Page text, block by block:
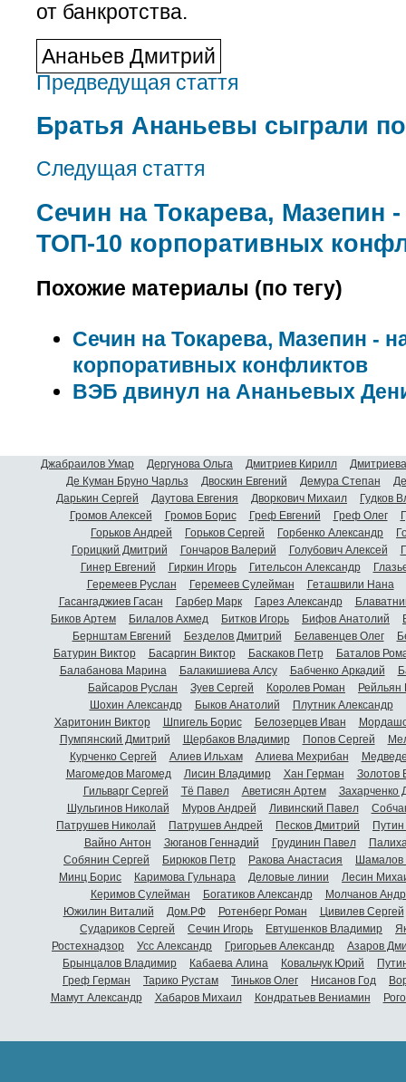
от банкротства.
Ананьев Дмитрий
Предведущая стаття
Братья Ананьевы сыграли
Следущая стаття
Сечин на Токарева, Мазепин
ТОП-10 корпоративных
Похожие материалы (по тегу)
Сечин на Токарева, Мазепин -
корпоративных конфликтов
ВЭБ двинул на Ананьевых
Джабраилов Умар Дергунова Ольга Дмитриев Кирилл
Де Куман Бруно Чарльз
Двоскин Евгений Демура Степан
Дарькин Сергей
Даутова Евгения Дворкович Михаил
Гудков
Громов Алексей
Громов Борис Греф Евгений Греф Олег
Горьков Андрей
Горьков Сергей Горбенко Александр
Горицкий Дмитрий
Гончаров Валерий Голубович Алексей
Гинер Евгений
Гиркин Игорь Гительсон Александр
Геремеев Руслан
Геремеев Сулейман
Геташвили Нана
Гасангаджиев Гасан
Гарбер Марк Гарез Александр
Биков Артем
Билалов Ахмед Битков Игорь Бифов Анатолий
Бернштам Евгений
Безделов Дмитрий Белавенцев Олег
Батурин Виктор
Басаргин Виктор Баскаков Петр
Баталов
Балабанова Марина
Балакишиева Алсу Бабченко Аркадий
Байсаров Руслан
Зуев Сергей Королев Роман
Шохин Александр
Быков Анатолий Плутник Александр
Харитонин Виктор
Шпигель Борис Белозерцев Иван
Пумпянский Дмитрий
Щербаков Владимир Попов Сергей
Курченко Сергей
Алиев Ильхам Алиева Мехрибан
Магомедов Магомед
Лисин Владимир Хан Герман
Золотов
Гильварг Сергей
Тё Павел Аветисян Артем
Захарченко
Шульгинов Николай
Муров Андрей Ливинский Павел
Патрушев Николай
Патрушев Андрей Песков Дмитрий
Вайно Антон
Зюганов Геннадий Грудинин Павел
Собянин Сергей
Бирюков Петр Ракова Анастасия
Шамалов
Минц Борис
Каримова Гульнара Деловые линии
Лесин
Керимов Сулейман
Богатиков Александр
Молчанов
Южилин Виталий
Дом.РФ Ротенберг Роман
Цивилев Сергей
Судариков Сергей
Сечин Игорь Евтушенков Владимир
Ростехнадзор
Усс Александр Григорьев Александр
Азаров
Брынцалов Владимир
Кабаева Алина Ковальчук Юрий
Греф Герман
Тарико Рустам Тиньков Олег Нисанов Год
Мамут Александр
Хабаров Михаил Кондратьев Вениамин